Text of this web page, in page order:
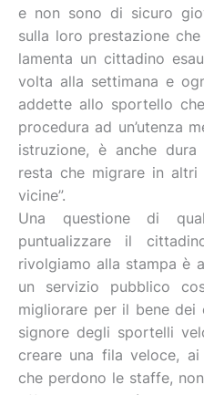
e non sono di sicuro
sulla loro prestazione
lamenta un cittadino
volta alla settimana e
addette allo sportello
procedura ad un’utenza
istruzione, è anche
resta che migrare in
vicine”.
Una questione di
puntualizzare il
rivolgiamo alla stampa è
un servizio pubblico
migliorare per il bene dei
signore degli sportelli
creare una fila veloce,
che perdono le staffe,